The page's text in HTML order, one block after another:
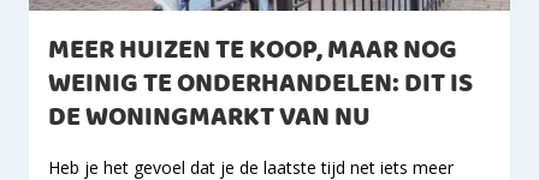
MEER HUIZEN TE KOOP, MAAR NOG
WEINIG TE ONDERHANDELEN: DIT IS
DE WONINGMARKT VAN NU
Heb je het gevoel dat je de laatste tijd net iets meer